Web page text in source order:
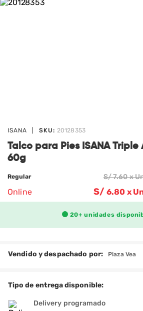
ISANA SKU: 20128353
Talco para Pies ISANA
60g
Regular S/7.60 x
Online S/6.80 x
20+ unidades
Vendido y despachado por: Plaza Vea
Tipo de entrega disponible:
Delivery programado